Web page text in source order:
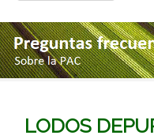
LODOS